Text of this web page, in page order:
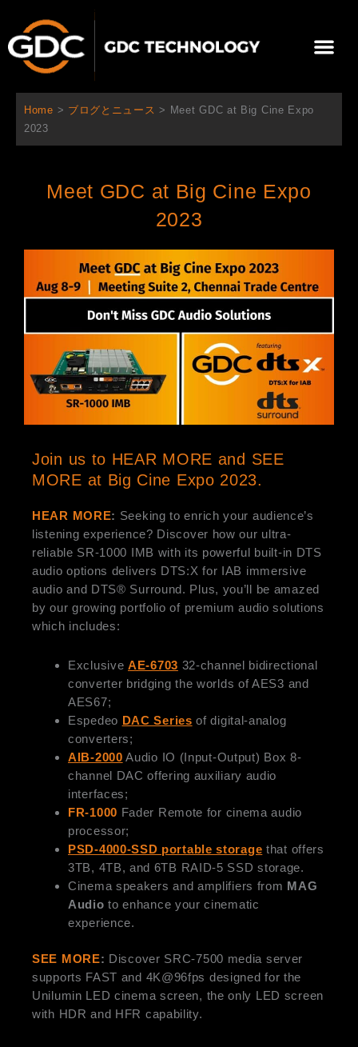
を
メ
ニ
ー
Home > ブログとニュース > Meet GDC at Big Cine Expo
2023
Meet GDC at Big Cine Expo
2023
Join us to HEAR MORE and SEE
MORE at Big Cine Expo 2023.
HEAR MORE: Seeking to enrich your audience’s
listening experience? Discover how our ultra-
reliable SR-1000 IMB with its powerful built-in DTS
audio options delivers DTS:X for IAB immersive
audio and DTS® Surround. Plus, you’ll be amazed
by our growing portfolio of premium audio solutions
which includes:
Exclusive AE-6703 32-channel bidirectional
converter bridging the worlds of AES3 and
AES67;
Espedeo DAC Series of digital-analog
converters;
AIB-2000 Audio IO (Input-Output) Box 8-
channel DAC offering auxiliary audio
interfaces;
FR-1000 Fader Remote for cinema audio
processor;
PSD-4000-SSD portable storage that offers
3TB, 4TB, and 6TB RAID-5 SSD storage.
Cinema speakers and amplifiers from MAG
Audio to enhance your cinematic
experience.
SEE MORE: Discover SRC-7500 media server
supports FAST and 4K@96fps designed for the
Unilumin LED cinema screen, the only LED screen
with HDR and HFR capability.